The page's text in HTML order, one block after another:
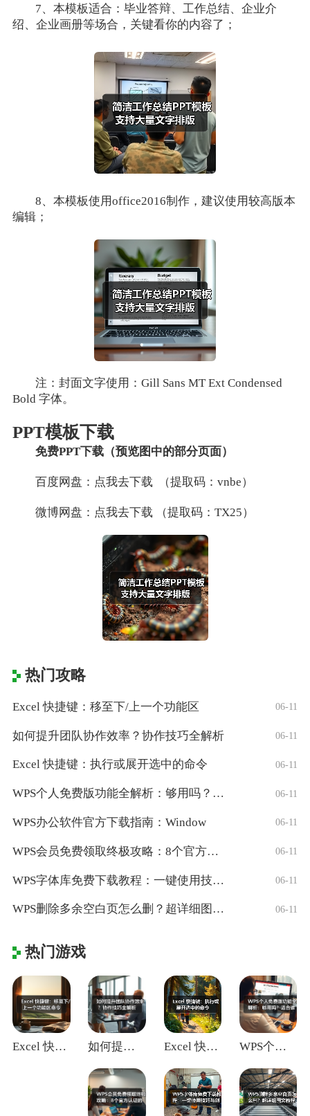
7、本模板适合：毕业答辩、工作总结、企业介
绍、企业画册等场合，关键看你的内容了；
8、本模板使用office2016制作，建议使用较高版本
编辑；
注：封面文字使用：Gill Sans MT Ext Condensed
Bold 字体。
PPT模板下载
免费PPT下载（预览图中的部分页面）
百度网盘：点我去下载 （提取码：vnbe）
微博网盘：点我去下载 （提取码：TX25）
热门攻略
Excel 快捷键：移至下/上一个功能区 06-11
如何提升团队协作效率？协作技巧全解析 06-11
Excel 快捷键：执行或展开选中的命令 06-11
WPS个人免费版功能全解析：够用吗？适合 06-11
WPS办公软件官方下载指南：Window 06-11
WPS会员免费领取终极攻略：8个官方认证 06-11
WPS字体库免费下载教程：一键使用技巧与 06-11
WPS删除多余空白页怎么删？超详细图文教 06-11
热门游戏
Excel 快捷键：移至下/上一个功能区 如何提升团队协作效率？协作技巧全解析 Excel 快捷键：执行或展开选中的命令 WPS个人免费版功能全解析：够用吗？适合